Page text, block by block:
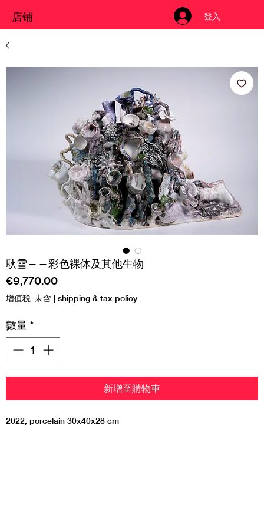
店铺 登入
耿雪——彩色裸体及其他生物
€9,770.00價
格
增值税 未含 | shipping & tax policy
數量 *
新增至購物車
2022, porcelain 30x40x28 cm